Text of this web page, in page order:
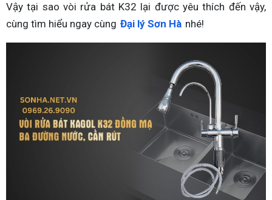
Vậy tại sao vòi rửa bát K32 lại được yêu thích đến vậy,
cùng tìm hiểu ngay cùng Đại lý Sơn Hà nhé!